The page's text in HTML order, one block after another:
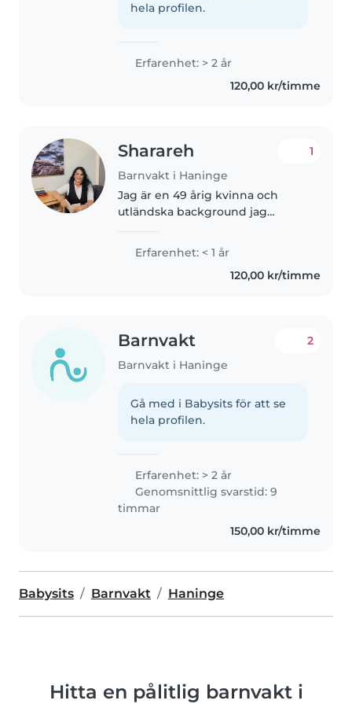
hela profilen.
Erfarenhet: > 2 år
120,00 kr/timme
Sharareh
Barnvakt i Haninge
1
Jag är en 49 årig kvinna och
utländska background jag
jobba extra efter min student tid.
Erfarenhet: < 1 år
120,00 kr/timme
Barnvakt
Barnvakt i Haninge
2
Gå med i Babysits för att se
hela profilen.
Erfarenhet: > 2 år
Genomsnittlig svarstid: 9
timmar
150,00 kr/timme
Babysits Barnvakt Haninge
Hitta en pålitlig barnvakt i